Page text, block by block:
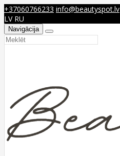
+37060766233 info@beautyspot.lv
LV RU
Navigācija